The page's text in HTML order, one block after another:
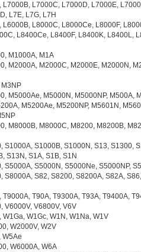
L7000B, L7000C, L7000D, L7000E,
L7E, L7G, L7H
L6000B, L8000C, L8000Ce, L8000F,
L8400Ce, L8400F, L8400K, L8400L,
M1000A, M1A
M2000A, M2000C, M2000E, M2000N,
M3NP
M5000Ae, M5000N, M5000NP, M500A,
M5200Ae, M5200NP, M5601N,
M8000B, M8000C, M8200, M8200B,
S1000A, S1000B, S1000N, S13, S1300,
S13N, S1A, S1B, S1N
S5000A, S5000N, S5000Ne, S5000NP,
S8000A, S82, S8200, S8200A, S82A,
T9000A, T90A, T9300A, T93A, T9400A,
V6000V, V6800V, V6V
W1Ga, W1Gc, W1N, W1Na, W1V
W2000V, W2V
W5Ae
W6000A, W6A